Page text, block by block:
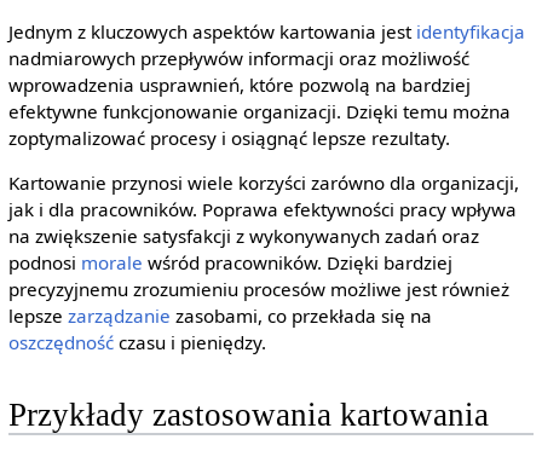
Jednym z kluczowych aspektów kartowania jest identyfikacja
nadmiarowych przepływów informacji oraz możliwość
wprowadzenia usprawnień, które pozwolą na bardziej
efektywne funkcjonowanie organizacji. Dzięki temu można
zoptymalizować procesy i osiągnąć lepsze rezultaty.
Kartowanie przynosi wiele korzyści zarówno dla organizacji,
jak i dla pracowników. Poprawa efektywności pracy wpływa
na zwiększenie satysfakcji z wykonywanych zadań oraz
podnosi morale wśród pracowników. Dzięki bardziej
precyzyjnemu zrozumieniu procesów możliwe jest również
lepsze zarządzanie zasobami, co przekłada się na
oszczędnośćczasu i pieniędzy.
Przykłady zastosowania kartowania